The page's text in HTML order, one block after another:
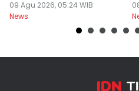
09 Agu 2026, 05:24 WIB
News